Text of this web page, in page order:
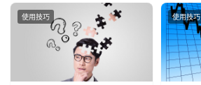
使用技巧 使用技巧